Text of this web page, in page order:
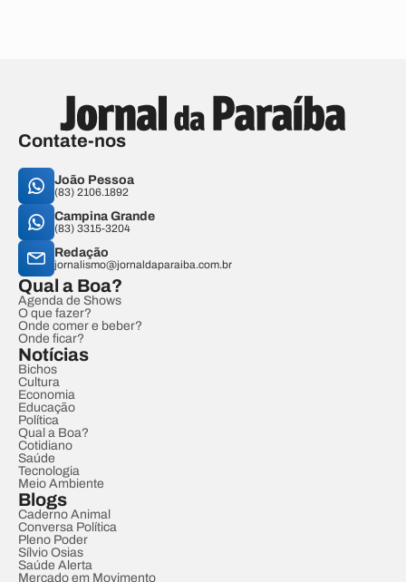
Contate-nos
João Pessoa
(83) 2106.1892
Campina Grande
(83) 3315-3204
Redação
jornalismo@jornaldaparaiba.com.br
Qual a Boa?
Agenda de Shows
O que fazer?
Onde comer e beber?
Onde ficar?
Notícias
Bichos
Cultura
Economia
Educação
Política
Qual a Boa?
Cotidiano
Saúde
Tecnologia
Meio Ambiente
Blogs
Caderno Animal
Conversa Política
Pleno Poder
Sílvio Osias
Saúde Alerta
Mercado em Movimento